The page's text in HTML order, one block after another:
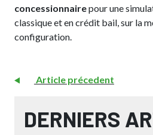
concessionnairepour une
classique et en crédit bail, sur la
configuration.
Article précedent
DERNIERS